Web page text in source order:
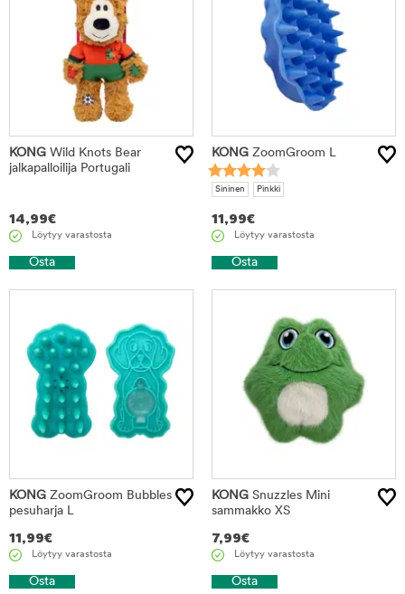
KONG Wild Knots Bear
jalkapalloilija Portugali
14,99€
Löytyy varastosta
Osta
KONG ZoomGroom L
Sininen Pinkki
11,99€
Löytyy varastosta
Osta
KONG ZoomGroom Bubbles
pesuharja L
11,99€
Löytyy varastosta
Osta
KONG Snuzzles Mini
sammakko XS
7,99€
Löytyy varastosta
Osta